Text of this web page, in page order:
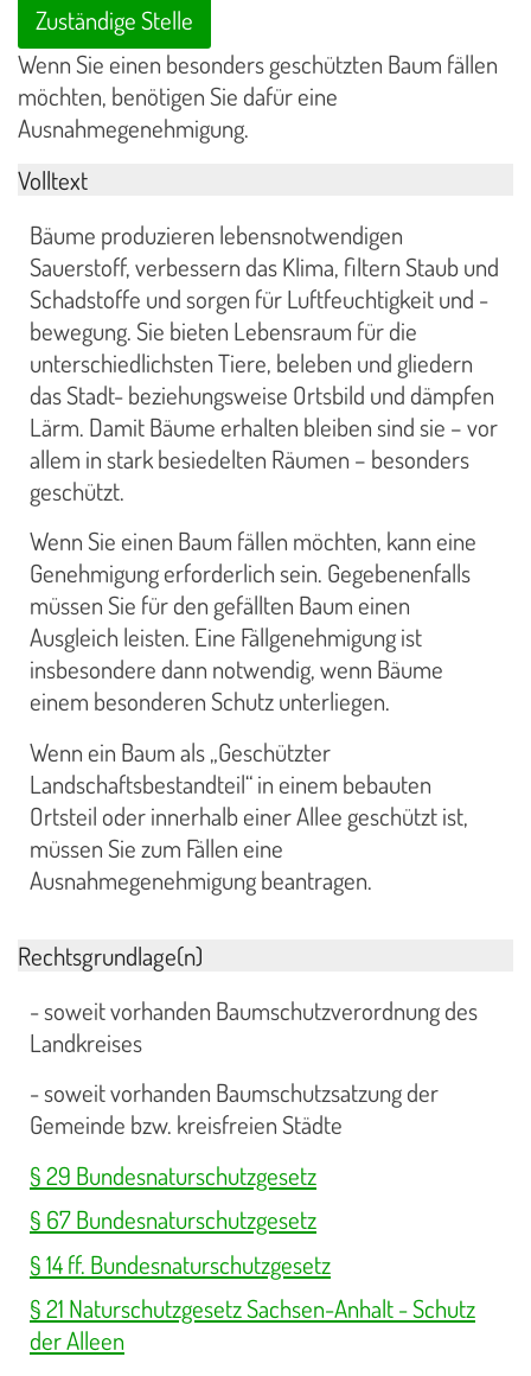
Zuständige Stelle
Wenn Sie einen besonders geschützten Baum fällen
möchten, benötigen Sie dafür eine
Ausnahmegenehmigung.
Volltext
Bäume produzieren lebensnotwendigen
Sauerstoff, verbessern das Klima, filtern Staub und
Schadstoffe und sorgen für Luftfeuchtigkeit und -
bewegung. Sie bieten Lebensraum für die
unterschiedlichsten Tiere, beleben und gliedern
das Stadt- beziehungsweise Ortsbild und dämpfen
Lärm. Damit Bäume erhalten bleiben sind sie – vor
allem in stark besiedelten Räumen – besonders
geschützt.
Wenn Sie einen Baum fällen möchten, kann eine
Genehmigung erforderlich sein. Gegebenenfalls
müssen Sie für den gefällten Baum einen
Ausgleich leisten. Eine Fällgenehmigung ist
insbesondere dann notwendig, wenn Bäume
einem besonderen Schutz unterliegen.
Wenn ein Baum als „Geschützter
Landschaftsbestandteil“ in einem bebauten
Ortsteil oder innerhalb einer Allee geschützt ist,
müssen Sie zum Fällen eine
Ausnahmegenehmigung beantragen.
Rechtsgrundlage(n)
- soweit vorhanden Baumschutzverordnung des
Landkreises
- soweit vorhanden Baumschutzsatzung der
Gemeinde bzw. kreisfreien Städte
§ 29 Bundesnaturschutzgesetz
§ 67 Bundesnaturschutzgesetz
§ 14 ff. Bundesnaturschutzgesetz
§ 21 Naturschutzgesetz Sachsen-Anhalt - Schutz
der Alleen